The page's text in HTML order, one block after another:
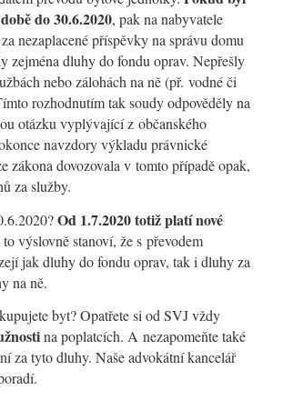
do 30.6.2020, pak na nabyvatele
nezaplacené příspěvky na správu domu
zejména dluhy do fondu oprav. Nepřešly
nebo zálohách na ně (př. vodné či
rozhodnutím tak soudy odpověděly na
otázku vyplývající z občanského
navzdory výkladu právnické
zákona dovozovala v tomto případě opak,
za služby.
Od 1.7.2020 totiž platí nové
to výslovně stanoví, že s převodem
jak dluhy do fondu oprav, tak i dluhy za
na ně.
byt? Opatřete si od SVJ vždy
na poplatcích. A nezapomeňte také
za tyto dluhy. Naše advokátní kancelář